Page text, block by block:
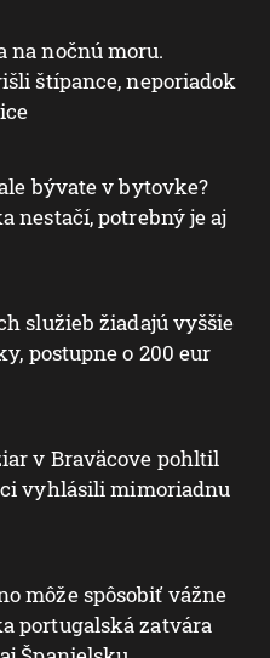
na nočnú moru.
štípance, neporiadok
bývate v bytovke?
nestačí, potrebný je aj
služieb žiadajú vyššie
postupne o 200 eur
v Braväcove pohltil
vyhlásili mimoriadnu
môže spôsobiť vážne
portugalská zatvára